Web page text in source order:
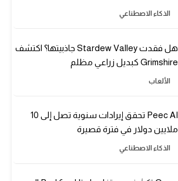
الذكاء الاصطناعي
هل فقدت Stardew Valley جاذبيتها؟ اكتشف
Grimshire كبديل زراعي مظلم
الألعاب
Peec AI تحقق إيرادات سنوية تصل إلى 10
ملايين دولار في فترة قصيرة
الذكاء الاصطناعي